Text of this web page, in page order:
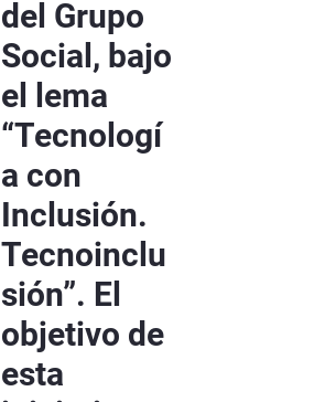
del Grupo
Social, bajo
el lema
“Tecnologí
a con
Inclusión.
Tecnoinclu
sión”. El
objetivo de
esta